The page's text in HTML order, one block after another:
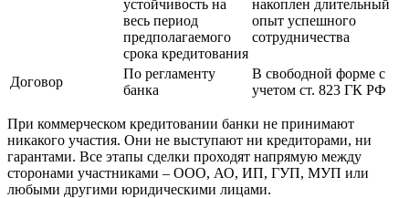
устойчивость на
весь период
предполагаемого
срока кредитования
накоплен длительный
опыт успешного
сотрудничества
Договор
По регламенту
банка
В свободной форме с
учетом ст. 823 ГК РФ
При коммерческом кредитовании банки не принимают
никакого участия. Они не выступают ни кредиторами, ни
гарантами. Все этапы сделки проходят напрямую между
сторонами участниками – ООО, АО, ИП, ГУП, МУП или
любыми другими юридическими лицами.